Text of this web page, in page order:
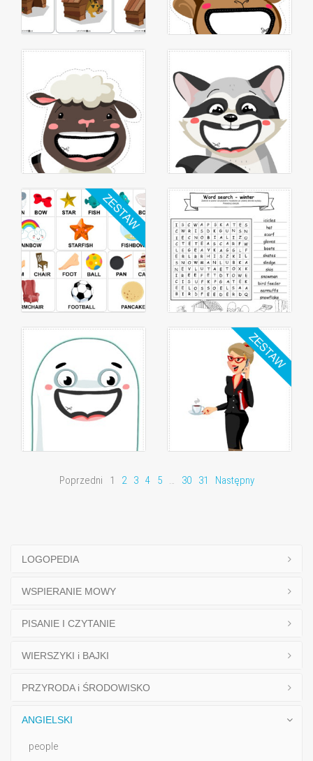
Poprzedni 1 2 3 4 5 … 30 31 Następny
LOGOPEDIA
WSPIERANIE MOWY
PISANIE I CZYTANIE
WIERSZYKI i BAJKI
PRZYRODA i ŚRODOWISKO
ANGIELSKI
people